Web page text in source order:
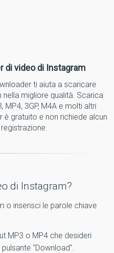
di video di Instagram
ti aiuta a scaricare
migliore qualità. Scarica
MP4, 3GP, M4A e molti altri
gratuito e non richiede alcun
di Instagram?
o inserisci le parole chiave
MP3 o MP4 che desideri
"Download".